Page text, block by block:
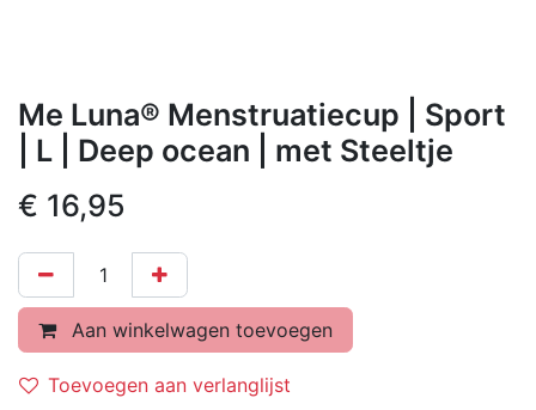
Me Luna® Menstruatiecup | Sport
| L | Deep ocean | met Steeltje
€ 16,95
Aan winkelwagen toevoegen
Toevoegen aan verlanglijst